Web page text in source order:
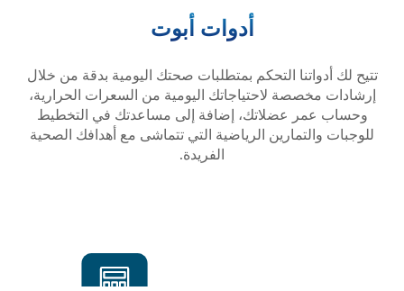
أدوات أبوت
تتيح لك أدواتنا التحكم بمتطلبات صحتك اليومية بدقة من خلال
إرشادات مخصصة لاحتياجاتك اليومية من السعرات الحرارية،
وحساب عمر عضلاتك، إضافة إلى مساعدتك في التخطيط
للوجبات والتمارين الرياضية التي تتماشى مع أهدافك الصحية
الفريدة.